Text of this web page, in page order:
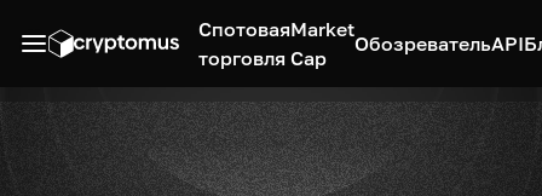
Спотовая
торговля
Market
Cap
ОбозревательAPI